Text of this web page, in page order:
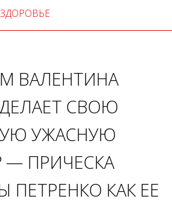
ВАЛЕНТИНА
СВОЮ
УЖАСНУЮ
— ПРИЧЕСКА
ПЕТРЕНКО КАК ЕЕ